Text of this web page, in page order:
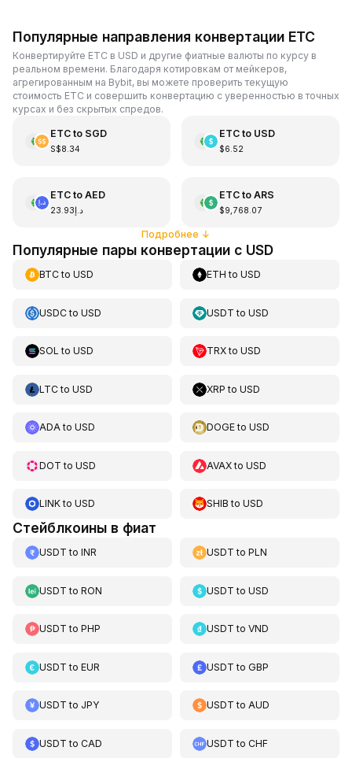
Популярные направления конвертации ETC
Конвертируйте ETC в USD и другие фиатные валюты по курсу в
реальном времени. Благодаря котировкам от мейкеров,
агрегированным на Bybit, вы можете проверить текущую
стоимость ETC и совершить конвертацию с уверенностью в точных
курсах и без скрытых спредов.
ETCto SGD
S$8.34
ETCto USD
$6.52
ETCto AED
د.إ23.93
ETCto ARS
$9,768.07
Подробнее ↓
Популярные пары конвертации с USD
BTCto USD ETH toUSD
USDCto USD USDT toUSD
SOL to USD TRXtoUSD
LTCto USD XRP toUSD
ADAto USD DOGEtoUSD
DOT to USD AVAXtoUSD
LINKto USD SHIB toUSD
Стейблкоины в фиат
USDT to INR USDT toPLN
USDT to RON USDT toUSD
USDT to PHP USDT toVND
USDT to EUR USDT toGBP
USDT to JPY USDT toAUD
USDT to CAD USDT toCHF